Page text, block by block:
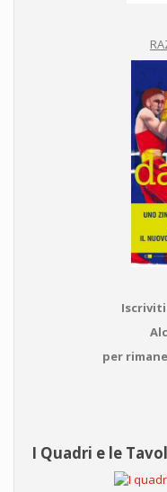
Iscriviti
per
I Quadri e le